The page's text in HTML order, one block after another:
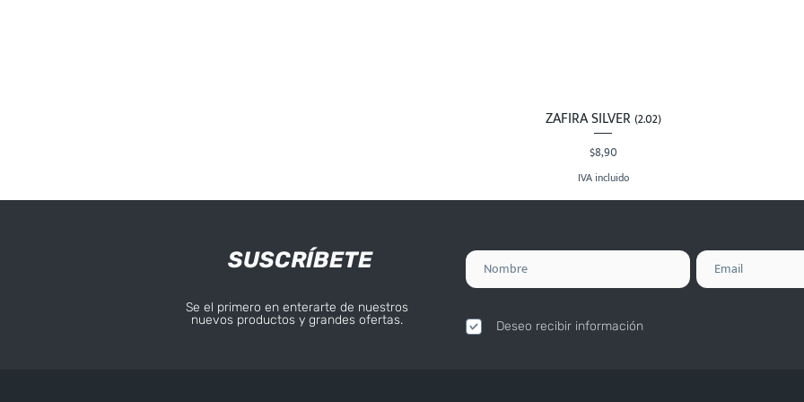
Vista rápida
ZAFIRA SILVER (2.02)
Precio
$8,90
IVA incluido
SUSCRÍBETE
Se el primero en enterarte de nuestros
nuevos productos y grandes ofertas.
Deseo recibir información